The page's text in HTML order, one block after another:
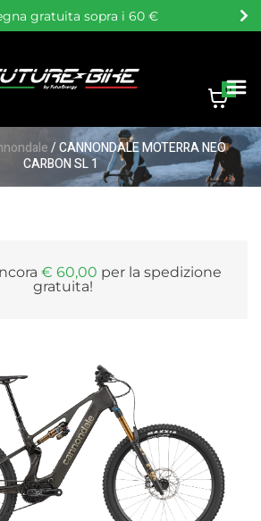
gratuita sopra i 60 €
0
/ CANNONDALE MOTERRA NEO
CARBON SL 1
€ 60,00 per la spedizione
gratuita!